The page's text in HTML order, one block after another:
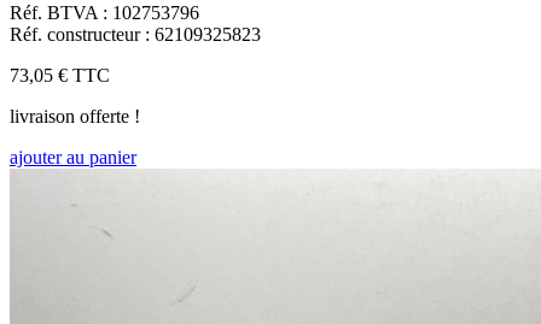
Réf. BTVA : 102753796
Réf. constructeur : 62109325823
73,05 € TTC
livraison offerte !
ajouter au panier